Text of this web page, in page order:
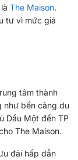
The Maison.
tư vì mức giá
tâm thành
như bến cảng du
Dầu Một đến TP
The Maison.
đãi hấp dẫn